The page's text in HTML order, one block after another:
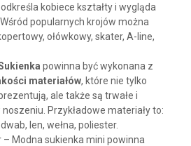
kobiece kształty i wygląda
popularnych krojów można
ołówkowy, skater, A-line,
powinna być wykonana z
materiałów, które nie tylko
ale także są trwałe i
Przykładowe materiały to:
len, wełna, poliester.
– Modna sukienka mini powinna